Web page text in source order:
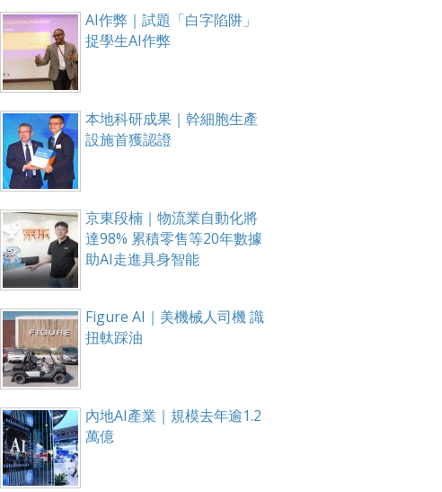
AI作弊｜試題「白字陷阱」
捉學生AI作弊
本地科研成果｜幹細胞生產
設施首獲認證
京東段楠｜物流業自動化將
達98% 累積零售等20年數據
助AI走進具身智能
Figure AI｜美機械人司機 識
扭軚踩油
內地AI產業｜規模去年逾1.2
萬億